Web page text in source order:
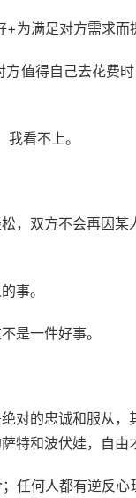
为满足对方需求而
值得自己去花费
看不上。
，双方不会再因某
事。
是一件好事。
对的忠诚和服从，
和波伏娃，自由
任何人都有逆反